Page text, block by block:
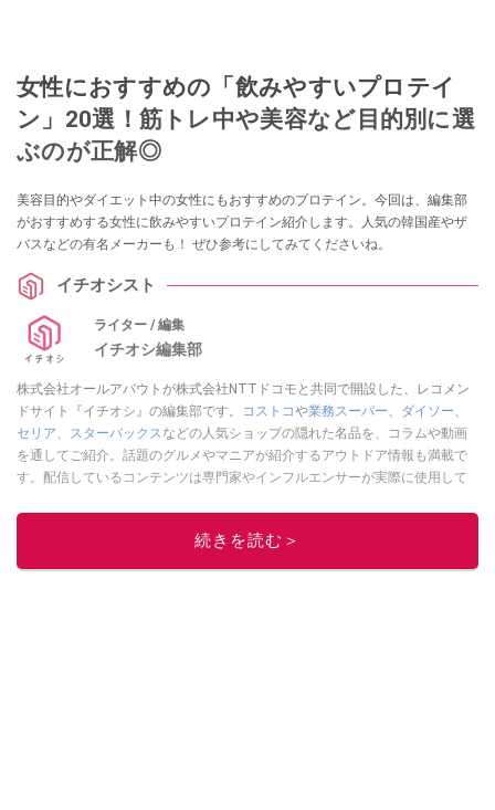
女性におすすめの「飲みやすいプロテイ
ン」20選！筋トレ中や美容など目的別に選
ぶのが正解◎
美容目的やダイエット中の女性にもおすすめのプロテイン。今回は、編集部
がおすすめする女性に飲みやすいプロテイン紹介します。人気の韓国産やザ
バスなどの有名メーカーも！ ぜひ参考にしてみてくださいね。
イチオシスト
ライター / 編集
イチオシ編集部
株式会社オールアバウトが株式会社NTTドコモと共同で開設した、レコメン
ドサイト『イチオシ』の編集部です。
コストコや業務スーパー ダイソー
セリア
スターバックス などの人気ショップの隠れた名品を、コラムや動画
を通してご紹介。話題のグルメやマニアが紹介するアウトドア情報も満載で
す。配信しているコンテンツは専門家やインフルエンサーが実際に使用して
ニュースでフォロー
続きを読む＞